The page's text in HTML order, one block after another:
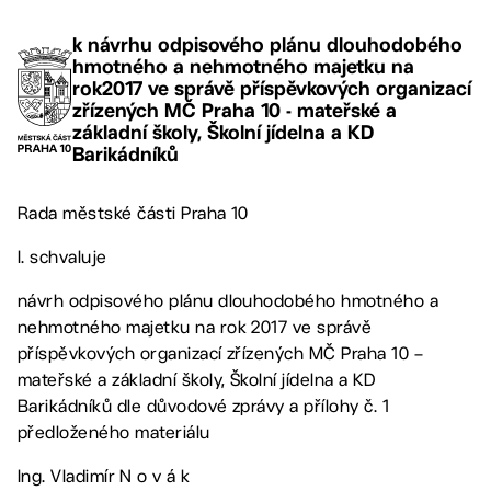
k návrhu odpisového plánu dlouhodobého
hmotného a nehmotného majetku na
rok2017 ve správě příspěvkových organizací
zřízených MČ Praha 10 - mateřské a
základní školy, Školní jídelna a KD
Barikádníků
Rada městské části Praha 10
I. schvaluje
návrh odpisového plánu dlouhodobého hmotného a
nehmotného majetku na rok 2017 ve správě
příspěvkových organizací zřízených MČ Praha 10 –
mateřské a základní školy, Školní jídelna a KD
Barikádníků dle důvodové zprávy a přílohy č. 1
předloženého materiálu
Ing. Vladimír N o v á k